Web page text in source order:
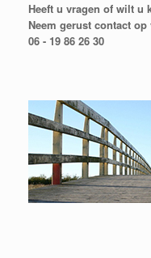
Heeft u vragen of wilt u
Neem gerust contact op
06 - 19 86 26 30